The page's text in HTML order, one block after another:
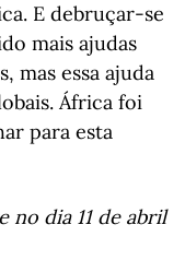
E debruçar-se
mais ajudas
mas essa ajuda
África foi
para esta
dia 11 de abril